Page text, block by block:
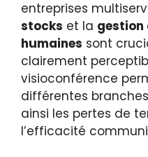
entreprises
stocks et la gestion
humaines sont
clairement
visioconférence
différentes
ainsi les pertes de
l’efficacité